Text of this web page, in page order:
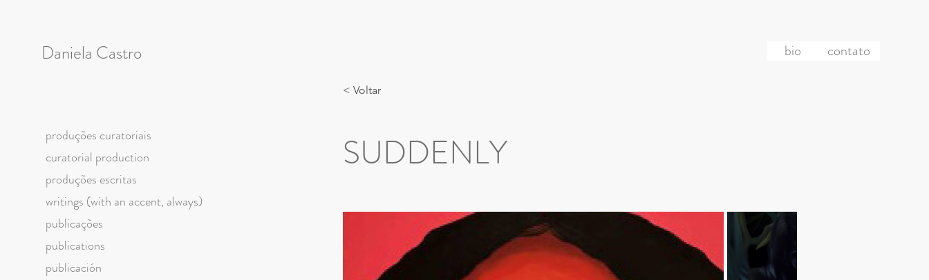
produções curatoriais
curatorial production
produções escritas
writings (with an accent, always)
publicações
publications
publicación
Daniela Castro bio contato
< Voltar
SUDDENLY